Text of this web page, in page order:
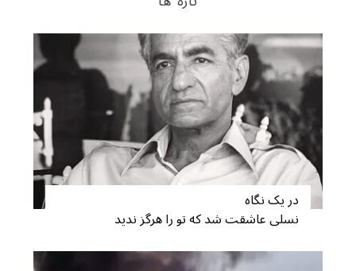
در یک نگاه
نسلی عاشقت شد که تو را هرگز ندید